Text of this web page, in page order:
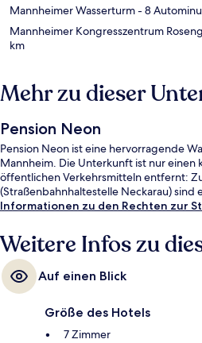
Mannheimer Wasserturm- 8
Mannheimer Kongresszentrum
km
Mehr zu dieser
Pension Neon
Pension Neon ist eine hervorragende
Mannheim. Die Unterkunft ist nur einen
öffentlichen Verkehrsmitteln entfernt:
(Straßenbahnhaltestelle Neckarau) sind
Informationen zu den Rechten zur
Weitere Infos zu
Auf einen Blick
Größe des Hotels
7 Zimmer